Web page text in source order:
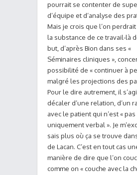
pourrait se contenter de
d’équipe et d’analyse des
Mais je crois que l’on
la substance de ce travail-là
but, d’après Bion dans ses «
Séminaires cliniques »,
possibilité de « continuer à
malgré les projections des
Pour le dire autrement, il
décaler d’une relation, d’un
avec le patient qui n’est « pas
uniquement verbal ». Je
sais plus où ça se trouve
de Lacan. C’est en tout cas
manière de dire que l’on
comme on « couche avec la